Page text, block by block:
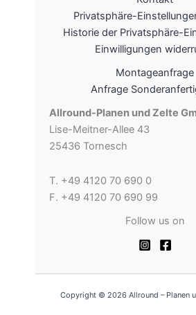
Privatsphäre-
Historie der Privatsphäre-
Einwilligungen
Montageanfrage
Anfrage
Allround-Planen und Zelte
Lise-Meitner-Allee 43
25436 Tornesch
T. +49 4120 70 690 0
F. +49 4120 70 690 99
Follow us on
Copyright © 2026 Allround – Planen